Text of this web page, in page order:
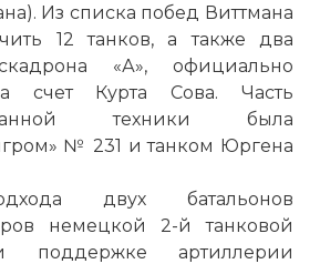
Из списка побед Виттмана
12 танков, а также два
«А», официально
счет Курта Сова. Часть
техники была
№ 231 и танком Юргена
двух батальонов
немецкой 2-й танковой
поддержке артиллерии